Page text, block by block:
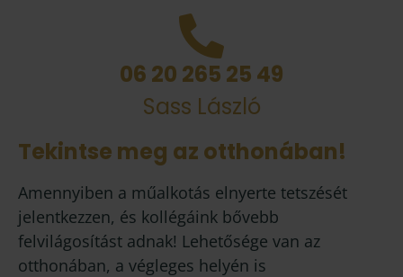
06 20 265 25 49
Sass László
Tekintse meg az otthonában!
Amennyiben a műalkotás elnyerte tetszését
jelentkezzen, és kollégáink bővebb
felvilágosítást adnak! Lehetősége van az
otthonában, a végleges helyén is